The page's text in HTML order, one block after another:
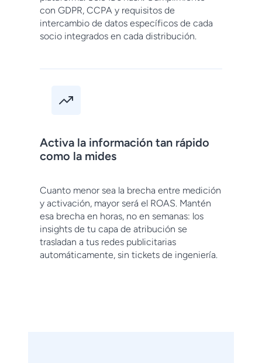
con GDPR, CCPA y requisitos de
intercambio de datos específicos de cada
socio integrados en cada distribución.
Activa la información tan rápido
como la mides
Cuanto menor sea la brecha entre medición
y activación, mayor será el ROAS. Mantén
esa brecha en horas, no en semanas: los
insights de tu capa de atribución se
trasladan a tus redes publicitarias
automáticamente, sin tickets de ingeniería.